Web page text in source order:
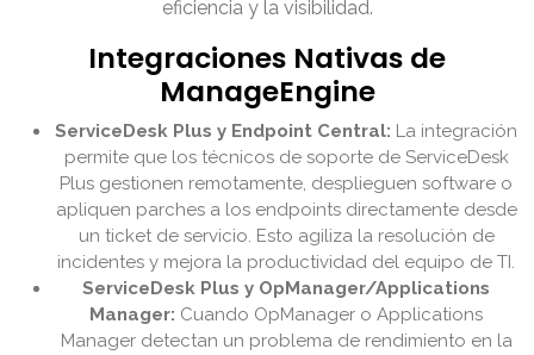
eficiencia y la visibilidad.
Integraciones Nativas de
ManageEngine
ServiceDesk Plus y Endpoint Central: La integración
permite que los técnicos de soporte de ServiceDesk
Plus gestionen remotamente, desplieguen software o
apliquen parches a los endpoints directamente desde
un ticket de servicio. Esto agiliza la resolución de
incidentes y mejora la productividad del equipo de TI.
ServiceDesk Plus y OpManager/Applications
Manager: Cuando OpManager o Applications
Manager detectan un problema de rendimiento en la